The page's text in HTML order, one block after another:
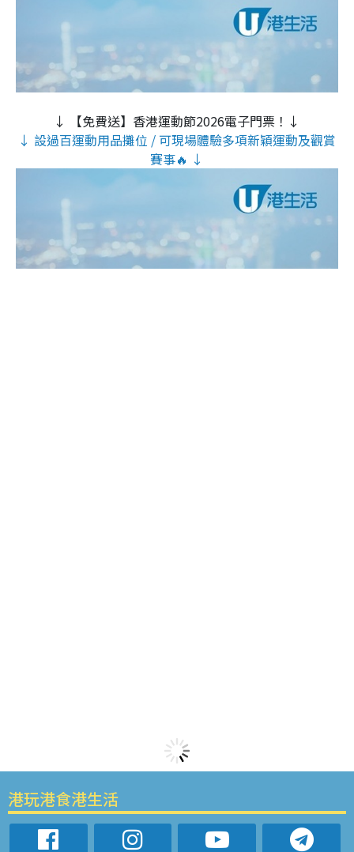
↓ 【免費送】香港運動節2026電子門票！↓
↓ 設過百運動用品攤位 / 可現場體驗多項新穎運動及觀賞
賽事🔥 ↓
港玩港食港生活